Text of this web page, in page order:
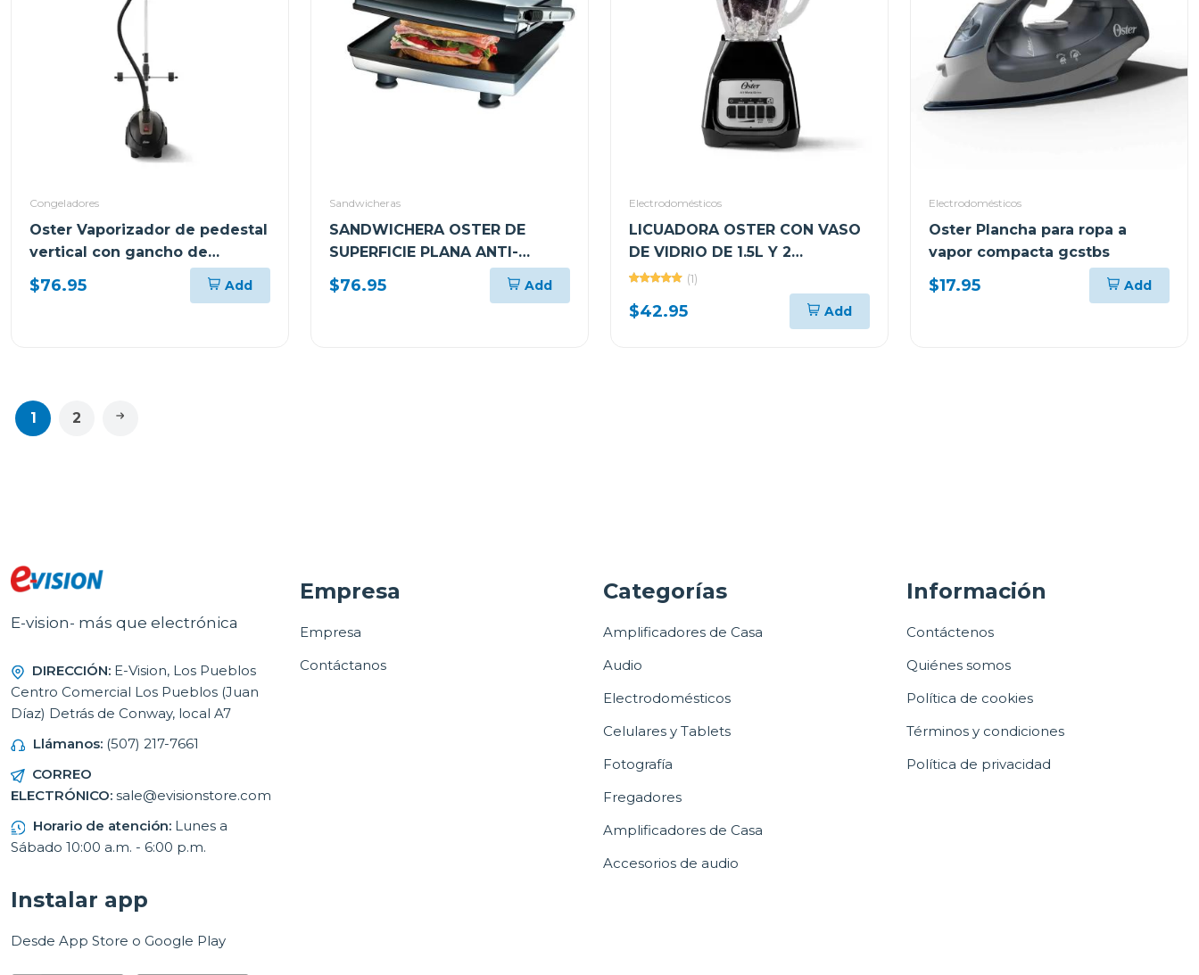
Congeladores
Oster Vaporizador de pedestal
vertical con gancho de
pantalon
$76.95 Add
Sandwicheras
SANDWICHERA OSTER DE
SUPERFICIE PLANA ANTI-
ADHERENTE CKSTSM3884
$76.95 Add
Electrodomésticos
LICUADORA OSTER CON VASO
DE VIDRIO DE 1.5L Y 2
VELOCIDADES BLSTKAGBPB
(1)
$42.95 Add
Electrodomésticos
Oster Plancha para ropa a
vapor compacta gcstbs
$17.95 Add
1 2
E-vision- más que electrónica
DIRECCIÓN: E-Vision, Los Pueblos
Centro Comercial Los Pueblos (Juan
Díaz) Detrás de Conway, local A7
Llámanos: (507) 217-7661
CORREO
ELECTRÓNICO: sale@evisionstore.com
Horario de atención: Lunes a
Sábado 10:00 a.m. - 6:00 p.m.
Empresa
Empresa
Contáctanos
Categorías
Amplificadores de Casa
Audio
Electrodomésticos
Celulares y Tablets
Fotografía
Fregadores
Amplificadores de Casa
Accesorios de audio
Información
Contáctenos
Quiénes somos
Política de cookies
Términos y condiciones
Política de privacidad
Instalar app
Desde App Store o Google Play